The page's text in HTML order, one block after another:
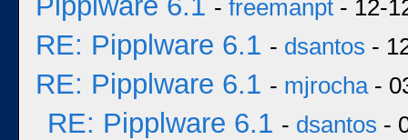
- freemanpt - 12-
RE: Pipplware 6.1 - dsantos -
RE: Pipplware 6.1 - mjrocha-
RE: Pipplware 6.1 - dsantos -